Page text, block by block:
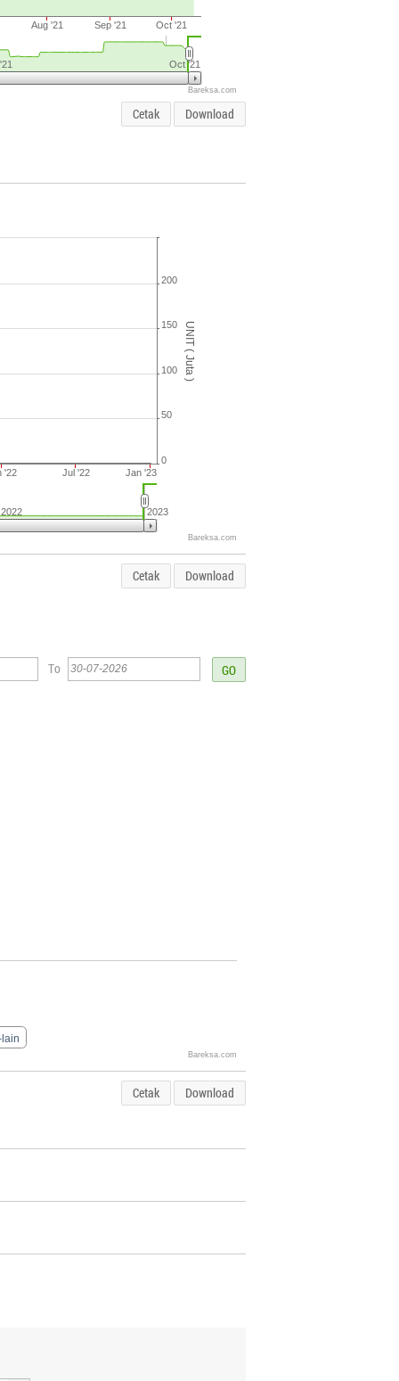
Aug '21 Sep '21 Oct '21
Oct '21
Bareksa.com
Cetak Download
UNIT ( Juta )
'22 Jul '22 Jan '23
0
50
100
150
200
2022 2023
Bareksa.com
Cetak Download
To
Bareksa.com
Cetak Download